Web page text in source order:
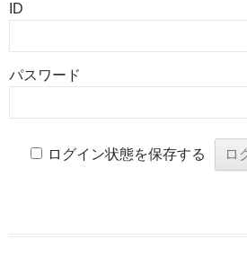
ID
パスワード
ログイン状態を保存する